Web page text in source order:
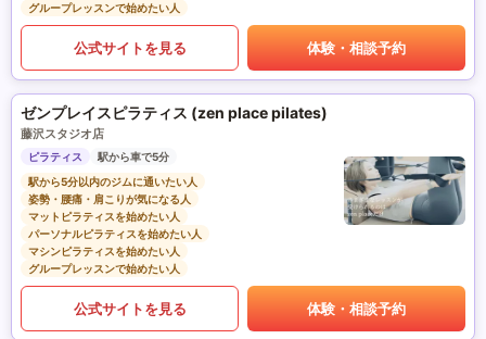
グループレッスンで始めたい人
公式サイトを見る 体験・相談予約
ゼンプレイスピラティス (zen place pilates)
藤沢スタジオ店
ピラティス
駅から車で5分
駅から5分以内のジムに通いたい人
姿勢・腰痛・肩こりが気になる人
マットピラティスを始めたい人
パーソナルピラティスを始めたい人
マシンピラティスを始めたい人
グループレッスンで始めたい人
公式サイトを見る 体験・相談予約